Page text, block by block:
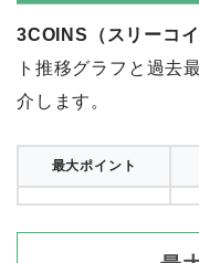
3COINS（スリーコ
ト推移グラフと過去
介します。
最大ポイント